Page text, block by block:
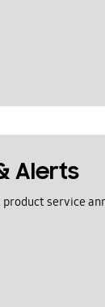
Alerts
service